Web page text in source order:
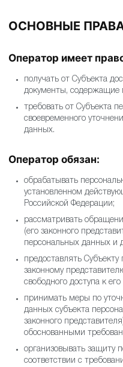
получать от Субъекта
документы,
требовать от Субъекта
своевременного
обрабатывать
установленном
Российской Федерации;
рассматривать
данных (его законного
обработки
мотивированные ответы;
предоставлять
свободного доступа к
принимать меры по
персональных данных
законными и